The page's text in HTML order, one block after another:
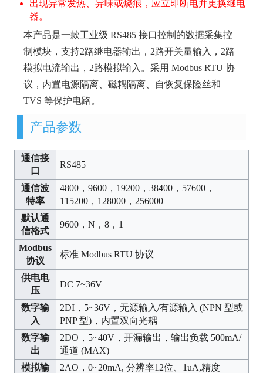
出现异常发热、异味或烧痕，应立即断电并更换继电
器。
本产品是一款工业级 RS485 接口控制的数据采集控
制模块，支持2路继电器输出，2路开关量输入，2路
模拟电流输出，2路模拟输入。采用 Modbus RTU 协
议，内置电源隔离、磁耦隔离、自恢复保险丝和
TVS 等保护电路。
产品参数
通信接
口
RS485
通信波
特率
4800，9600，19200，38400，57600，
115200，128000，256000
默认通
信格式
9600，N，8，1
Modbus
协议
标准 Modbus RTU 协议
供电电
压
DC 7~36V
数字输
入
2DI，5~36V，无源输入/有源输入 (NPN 型或
PNP 型)，内置双向光耦
数字输
出
2DO，5~40V，开漏输出，输出负载 500mA/
通道 (MAX)
模拟输
2AO，0~20mA, 分辨率12位、1uA,精度